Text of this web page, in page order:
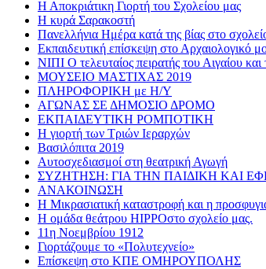
Η Αποκριάτικη Γιορτή του Σχολείου μας
Η κυρά Σαρακοστή
Πανελλήνια Ημέρα κατά της βίας στο
Εκπαιδευτική επίσκεψη στο Αρχαιολογικό
ΝΙΠΙ Ο τελευταίος πειρατής του Αιγαίου
ΜΟΥΣΕΙΟ ΜΑΣΤΙΧΑΣ 2019
ΠΛΗΡΟΦΟΡΙΚΗ με Η/Υ
ΑΓΩΝΑΣ ΣΕ ΔΗΜΟΣΙΟ ΔΡΟΜΟ
ΕΚΠΑΙΔΕΥΤΙΚΗ ΡΟΜΠΟΤΙΚΗ
Η γιορτή των Τριών Ιεραρχών
Βασιλόπιτα 2019
Αυτοσχεδιασμοί στη θεατρική Αγωγή
ΣΥΖΗΤΗΣΗ: ΓΙΑ ΤΗΝ ΠΑΙΔΙΚΗ ΚΑΙ
ΑΝΑΚΟΙΝΩΣΗ
Η Μικρασιατική καταστροφή και η
Η ομάδα θεάτρου HIPPOστο σχολείο μας.
11η Νοεμβρίου 1912
Γιορτάζουμε το «Πολυτεχνείο»
Επίσκεψη στο ΚΠΕ ΟΜΗΡΟΥΠΟΛΗΣ